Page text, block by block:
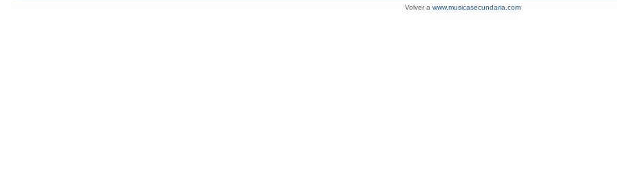
Volver a www.musicasecundaria.com